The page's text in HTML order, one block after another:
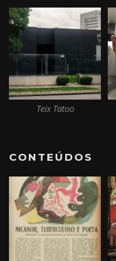
Teix Tatoo
CONTEÚDOS